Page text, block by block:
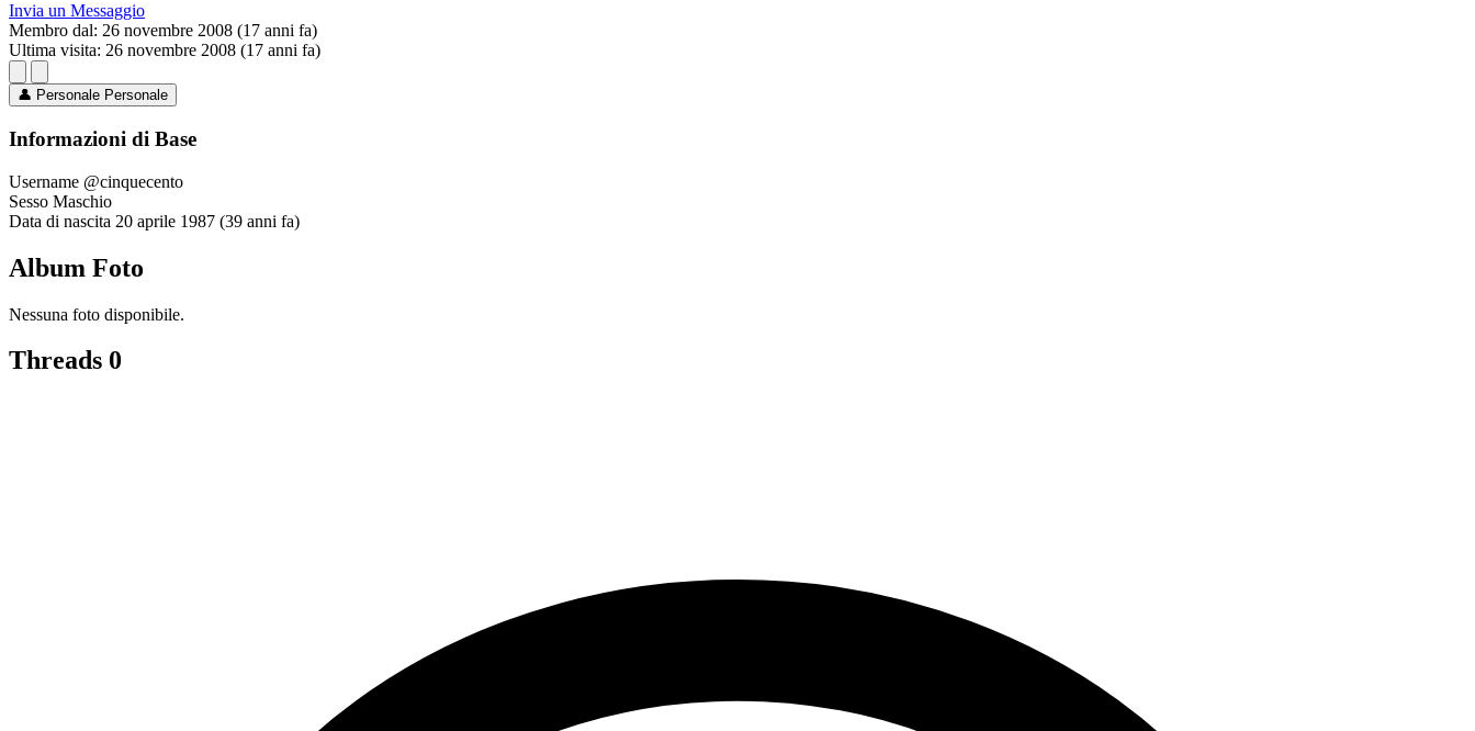
Invia un Messaggio
Membro dal: 26 novembre 2008 (17 anni fa)
Ultima visita: 26 novembre 2008 (17 anni fa)
👤 Personale Personale
Informazioni di Base
Username @cinquecento
Sesso Maschio
Data di nascita 20 aprile 1987 (39 anni fa)
Album Foto
Nessuna foto disponibile.
Threads 0